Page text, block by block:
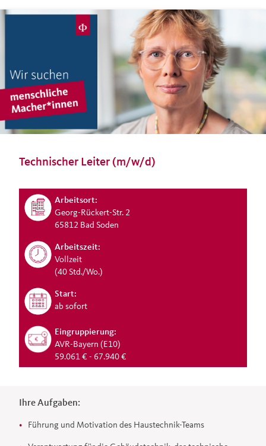
Technischer Leiter (m/w/d)
Arbeitsort:
Georg-Rückert-Str. 2
65812 Bad Soden
Arbeitszeit:
Vollzeit
(40 Std./Wo.)
Start:
ab sofort
Eingruppierung:
AVR-Bayern (E10)
59.061 € - 67.940 €
Ihre Aufgaben:
Führung und Motivation des Haustechnik-Teams